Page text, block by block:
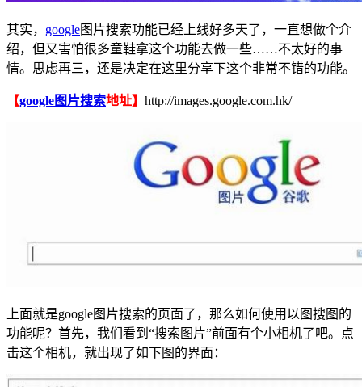
其实， google图片搜索功能已经上线好多天了，一直想做个介
绍，但又害怕很多童鞋拿这个功能去做一些……不太好的事
情。思虑再三，还是决定在这里分享下这个非常不错的功能。
【google图片搜索地址】 http://images.google.com.hk/
上面就是google图片搜索的页面了，那么如何使用以图搜图的
功能呢？首先，我们看到“搜索图片”前面有个小相机了吧。点
击这个相机，就出现了如下图的界面：